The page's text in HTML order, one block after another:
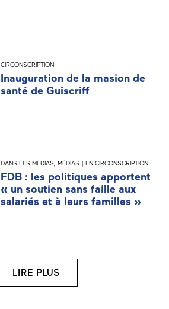
CIRCONSCRIPTION
Inauguration de la masion de
santé de Guiscriff
DANS LES MÉDIAS, MÉDIAS | EN CIRCONSCRIPTION
FDB : les politiques apportent
« un soutien sans faille aux
salariés et à leurs familles »
LIRE PLUS